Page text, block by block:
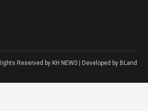
Reserved by KH NEWS | Developed by BLand